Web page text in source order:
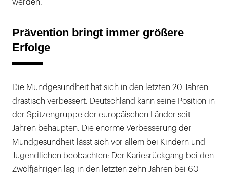
werden.
Prävention bringt immer größere
Erfolge
Die Mundgesundheit hat sich in den letzten 20 Jahren
drastisch verbessert. Deutschland kann seine Position in
der Spitzengruppe der europäischen Länder seit
Jahren behaupten. Die enorme Verbesserung der
Mundgesundheit lässt sich vor allem bei Kindern und
Jugendlichen beobachten: Der Kariesrückgang bei den
Zwölfjährigen lag in den letzten zehn Jahren bei 60